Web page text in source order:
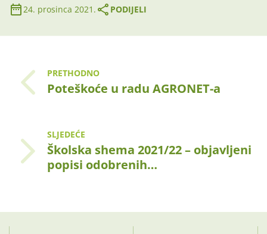
24. prosinca 2021. PODIJELI
PRETHODNO
Poteškoće u radu AGRONET-a
SLJEDEĆE
Školska shema 2021/22 – objavljeni
popisi odobrenih…